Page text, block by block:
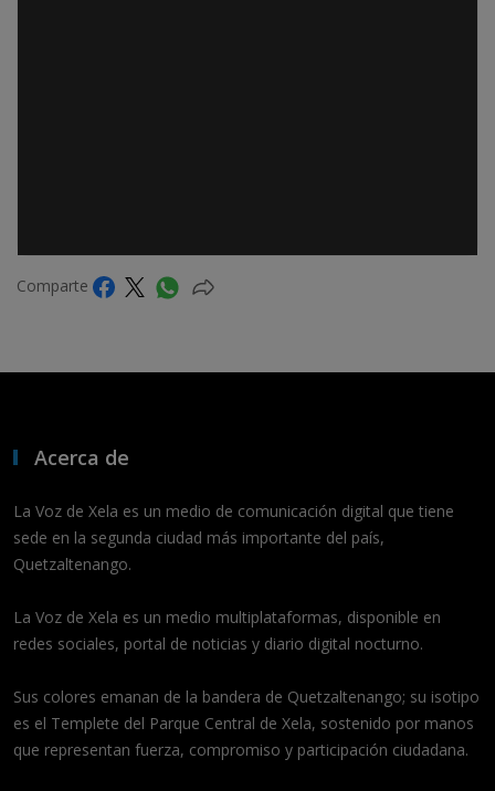
Comparte
Acerca de
La Voz de Xela es un medio de comunicación digital que tiene
sede en la segunda ciudad más importante del país,
Quetzaltenango.
La Voz de Xela es un medio multiplataformas, disponible en
redes sociales, portal de noticias y diario digital nocturno.
Sus colores emanan de la bandera de Quetzaltenango; su isotipo
es el Templete del Parque Central de Xela, sostenido por manos
que representan fuerza, compromiso y participación ciudadana.